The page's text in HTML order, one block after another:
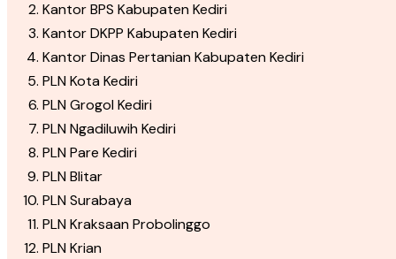
Kantor BPS Kabupaten Kediri
Kantor DKPP Kabupaten Kediri
Kantor Dinas Pertanian Kabupaten Kediri
PLN Kota Kediri
PLN Grogol Kediri
PLN Ngadiluwih Kediri
PLN Pare Kediri
PLN Blitar
PLN Surabaya
PLN Kraksaan Probolinggo
PLN Krian